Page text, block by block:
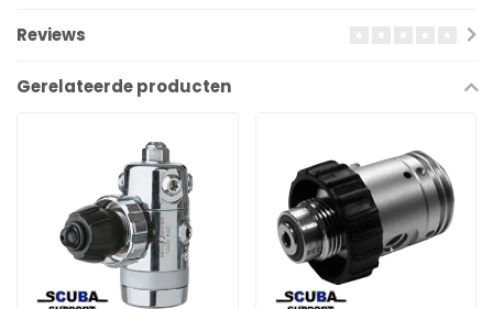
Reviews
Gerelateerde producten